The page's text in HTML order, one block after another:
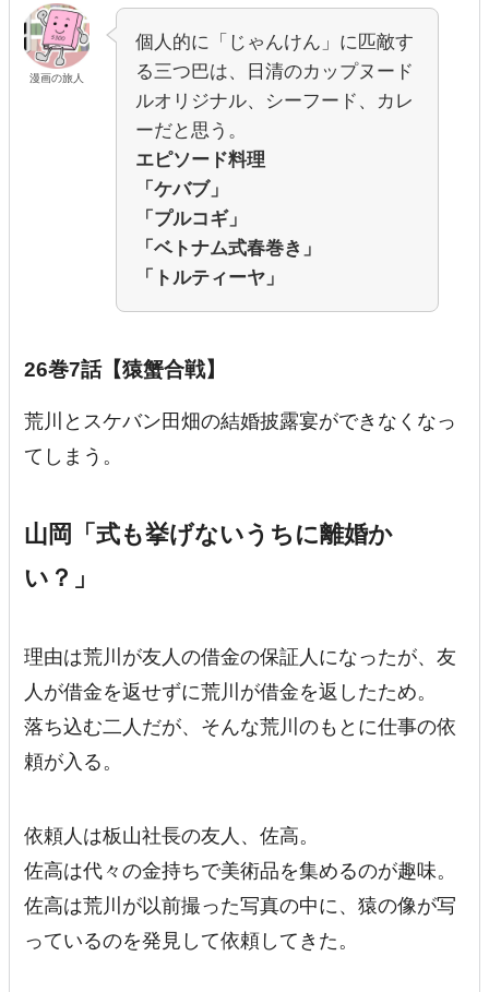
漫画の旅人
個人的に「じゃんけん」に匹敵す
る三つ巴は、日清のカップヌード
ルオリジナル、シーフード、カレ
ーだと思う。
エピソード料理
「ケバブ」
「プルコギ」
「ベトナム式春巻き」
「トルティーヤ」
26巻7話【猿蟹合戦】
荒川とスケバン田畑の結婚披露宴ができなくなっ
てしまう。
山岡「式も挙げないうちに離婚か
い？」
理由は荒川が友人の借金の保証人になったが、友
人が借金を返せずに荒川が借金を返したため。
落ち込む二人だが、そんな荒川のもとに仕事の依
頼が入る。
依頼人は板山社長の友人、佐高。
佐高は代々の金持ちで美術品を集めるのが趣味。
佐高は荒川が以前撮った写真の中に、猿の像が写
っているのを発見して依頼してきた。